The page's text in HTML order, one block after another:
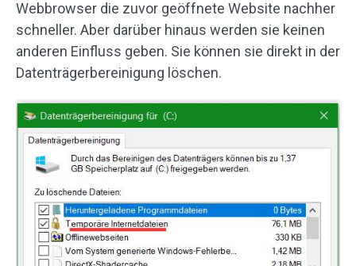
Webbrowser die zuvor geöffnete Website nachher
schneller. Aber darüber hinaus werden sie keinen
anderen Einfluss geben. Sie können sie direkt in der
Datenträgerbereinigung löschen.